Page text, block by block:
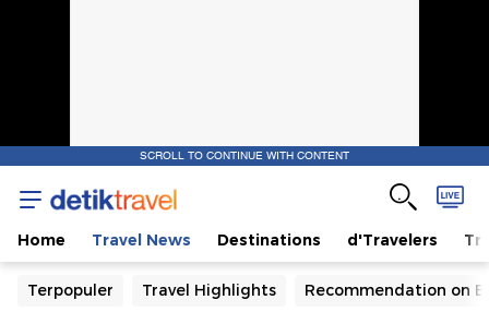
SCROLL TO CONTINUE WITH CONTENT
Home Travel News Destinations d'Travelers
Terpopuler Travel Highlights Recommendation on